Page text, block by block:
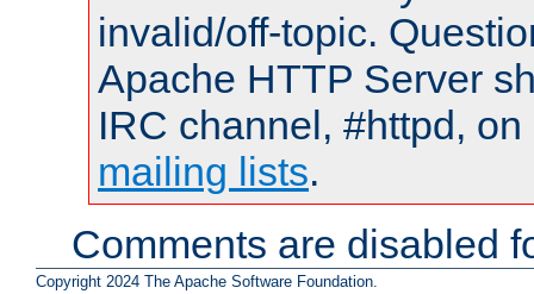
invalid/off-topic.
Apache HTTP Server
IRC channel, #httpd,
mailing lists.
Comments are disabled
Copyright 2024 The Apache Software Foundation.